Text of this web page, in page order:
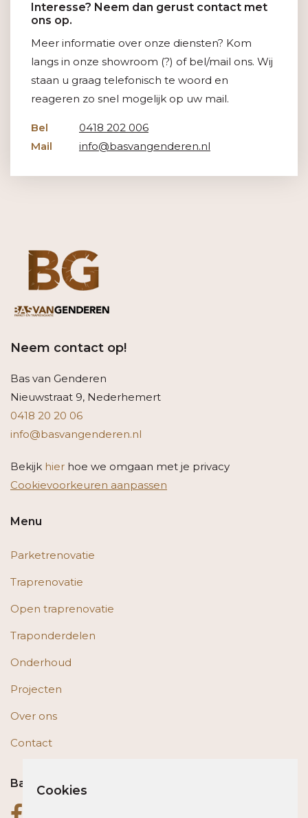
Interesse? Neem dan gerust contact met
ons op.
Meer informatie over onze diensten? Kom
langs in onze showroom (?) of bel/mail ons. Wij
staan u graag telefonisch te woord en
reageren zo snel mogelijk op uw mail.
Bel
0418 202 006
Mail
info@basvangenderen.nl
Neem contact op!
Bas van Genderen
Nieuwstraat 9, Nederhemert
0418 20 20 06
info@basvangenderen.nl
Bekijk hier hoe we omgaan met je privacy
Cookievoorkeuren aanpassen
Menu
Parketrenovatie
Traprenovatie
Open traprenovatie
Traponderdelen
Onderhoud
Projecten
Over ons
Contact
Bas op social media
Cookies